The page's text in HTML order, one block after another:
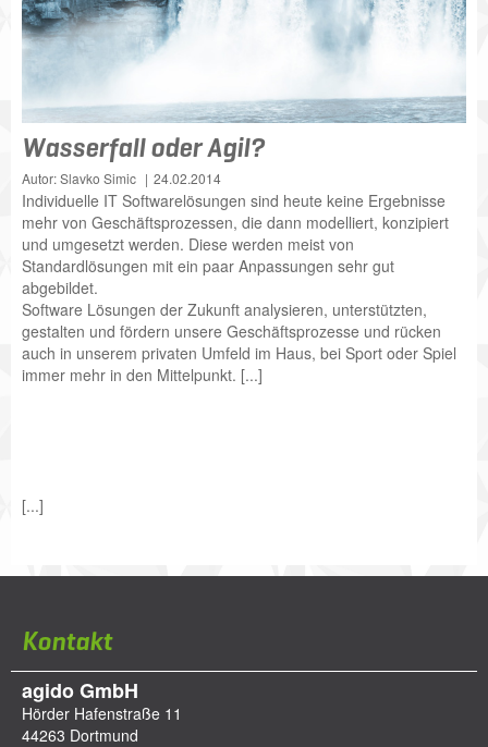
Wasserfall oder Agil?
Autor: Slavko Simic 24.02.2014
Individuelle IT Softwarelösungen sind heute keine Ergebnisse
mehr von Geschäftsprozessen, die dann modelliert, konzipiert
und umgesetzt werden. Diese werden meist von
Standardlösungen mit ein paar Anpassungen sehr gut
abgebildet.
Software Lösungen der Zukunft analysieren, unterstützten,
gestalten und fördern unsere Geschäftsprozesse und rücken
auch in unserem privaten Umfeld im Haus, bei Sport oder Spiel
immer mehr in den Mittelpunkt. [...]
[...]
Kontakt
agido GmbH
Hörder Hafenstraße 11
44263 Dortmund